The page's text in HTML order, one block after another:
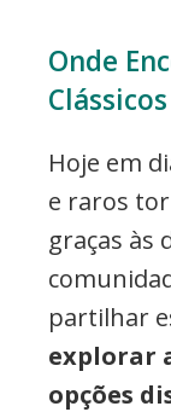
Onde
Clássicos
Hoje em
e raros
graças às
partilhar
explorar
opções